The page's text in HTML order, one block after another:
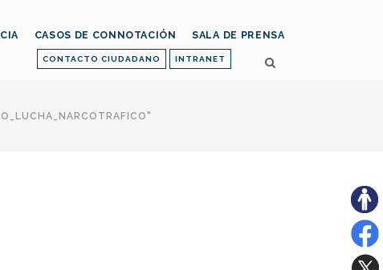
CONTACTO CIUDADANO INTRANET
CASOS DE CONNOTACIÓN SALA DE PRENSA